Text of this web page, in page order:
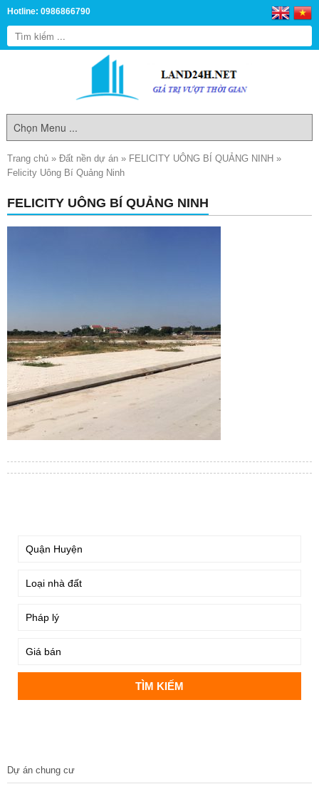
Hotline: 0986866790
Trang chủ » Đất nền dự án » FELICITY UÔNG BÍ QUẢNG NINH »
Felicity Uông Bí Quảng Ninh
FELICITY UÔNG BÍ QUẢNG NINH
Dự án chung cư